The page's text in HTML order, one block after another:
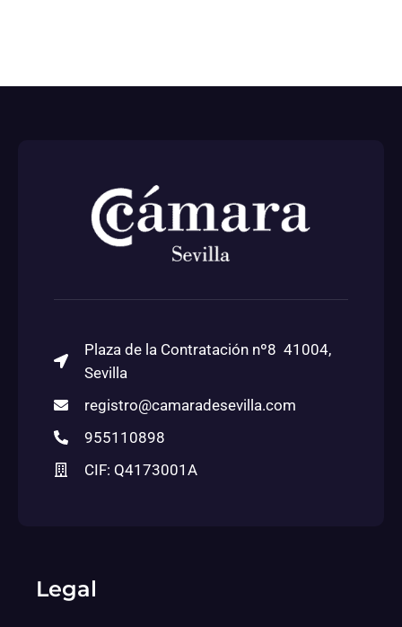
Plaza de la Contratación nº8 41004,
Sevilla
registro@camaradesevilla.com
955110898
CIF: Q4173001A
Legal